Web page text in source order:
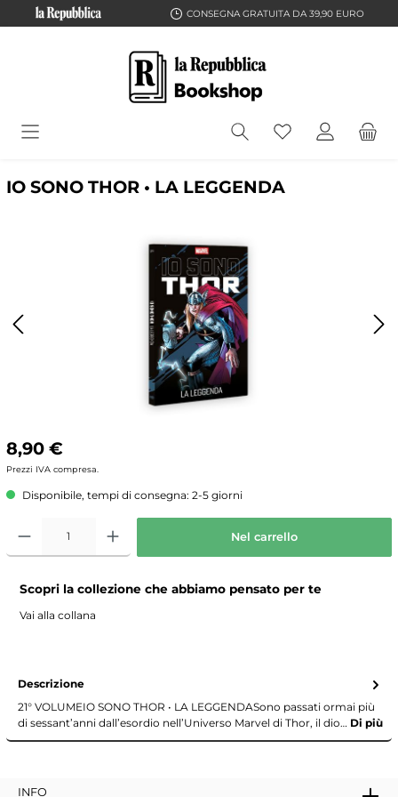
CONSEGNA GRATUITA DA 39,90 EURO
IO SONO THOR • LA LEGGENDA
8,90 €
Prezzi IVA compresa.
Disponibile, tempi di consegna: 2-5 giorni
Nel carrello
Scopri la collezione che abbiamo pensato per te
Vai alla collana
Descrizione
21° VOLUMEIO SONO THOR • LA LEGGENDASono passati ormai più
di sessant’anni dall’esordio nell’Universo Marvel di Thor, il dio… Di più
INFO